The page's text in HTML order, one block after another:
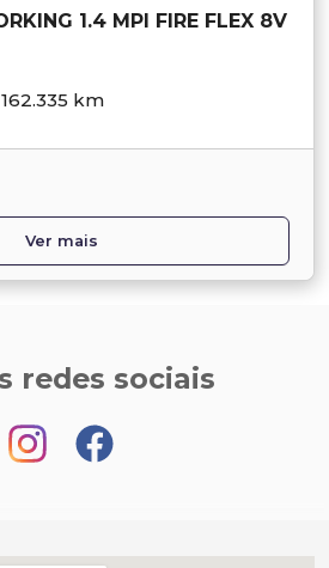
1.4 MPI FIRE FLEX 8V
162.335 km
Ver mais
redes sociais